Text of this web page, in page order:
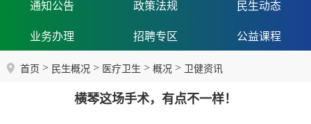
通知公告 政策法规 民生动态
业务办理 招聘专区 公益课程
首页 > 民生概况 > 医疗卫生 > 概况 > 卫健资讯
横琴这场手术，有点不一样！